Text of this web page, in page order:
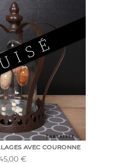
avec couronne
€